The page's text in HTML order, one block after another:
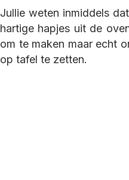
Jullie weten inmiddels
hartige hapjes uit de
om te maken maar echt
op tafel te zetten.